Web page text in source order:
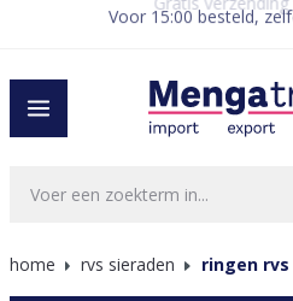
Voor 15:00 besteld,
home rvs sieraden ringen rvs